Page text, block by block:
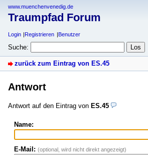
www.muenchenvenedig.de
Traumpfad Forum
Login Registrieren Benutzer
Suche:
zurück zum Eintrag von ES.45
Antwort
Antwort auf den Eintrag von ES.45
Name:
E-Mail: (optional, wird nicht direkt angezeigt)